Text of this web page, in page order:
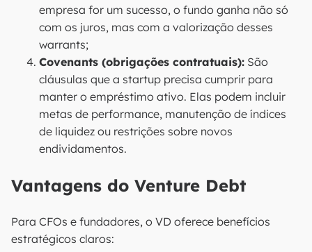
empresa for um sucesso, o fundo ganha não só
com os juros, mas com a valorização desses
warrants;
Covenants (obrigações contratuais): São
cláusulas que a startup precisa cumprir para
manter o empréstimo ativo. Elas podem incluir
metas de performance, manutenção de índices
de liquidez ou restrições sobre novos
endividamentos.
Vantagens do Venture Debt
Para CFOs e fundadores, o VD oferece benefícios
estratégicos claros: